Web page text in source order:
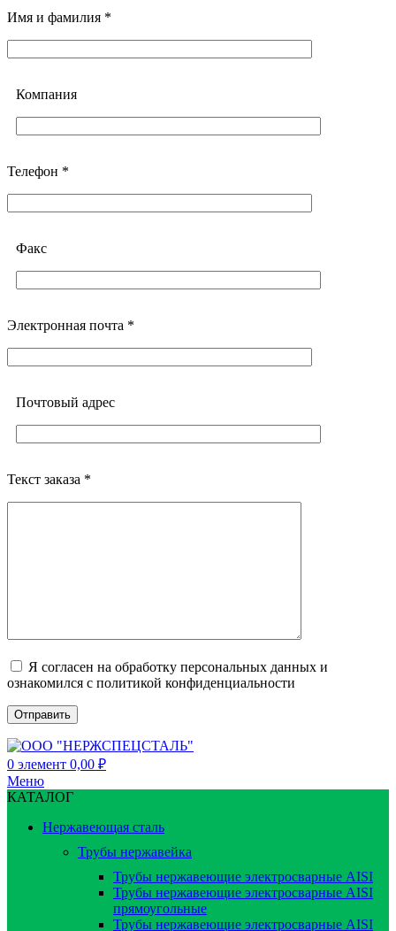
Имя и фамилия *
Компания
Телефон *
Факс
Электронная почта *
Почтовый адреc
Текст заказа *
Я согласен на обработку персональных данных и
ознакомился с политикой конфиденциальности
0 элемент 0,00 ₽
Меню
КАТАЛОГ
Нержавеющая сталь
Трубы нержавейка
Трубы нержавеющие электросварные AISI
Трубы нержавеющие электросварные AISI
прямоугольные
Трубы нержавеющие электросварные AISI